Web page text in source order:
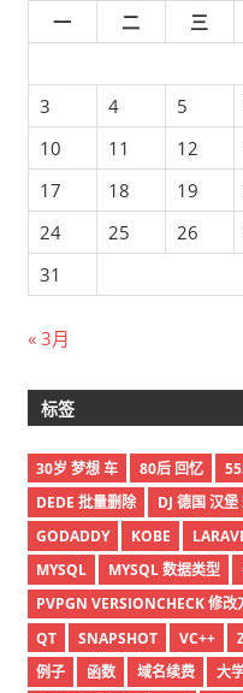
一
二 三
3
4 5
10
11 12
17
18 19
24
25 26
31
« 3月
标签
30岁 梦想 车 80后 回忆
DEDE 批量删除
DJ 德国 汉
GODADDY
KOBE
MYSQL
MYSQL 数据类型
PVPGN VERSIONCHECK 修改
QT
SNAPSHOT VC++
例子
函数 域名续费 大